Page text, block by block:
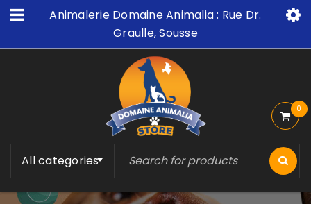
Animalerie Domaine Animalia : Rue Dr.
Graulle, Sousse
All categories
0